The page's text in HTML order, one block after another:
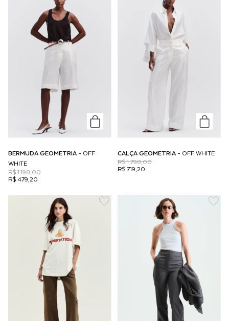
BERMUDA GEOMETRIA - OFF
WHITE
R$ 479,20
R$ 1.198,00
CALÇA GEOMETRIA - OFF WHITE
R$ 719,20
R$ 1.798,00